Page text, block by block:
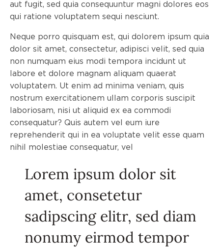
aut fugit, sed quia consequuntur magni dolores eos
qui ratione voluptatem sequi nesciunt.
Neque porro quisquam est, qui dolorem ipsum quia
dolor sit amet, consectetur, adipisci velit, sed quia
non numquam eius modi tempora incidunt ut
labore et dolore magnam aliquam quaerat
voluptatem. Ut enim ad minima veniam, quis
nostrum exercitationem ullam corporis suscipit
laboriosam, nisi ut aliquid ex ea commodi
consequatur? Quis autem vel eum iure
reprehenderit qui in ea voluptate velit esse quam
nihil molestiae consequatur, vel
Lorem ipsum dolor sit
amet, consetetur
sadipscing elitr, sed diam
nonumy eirmod tempor